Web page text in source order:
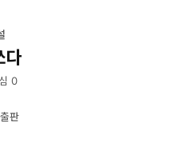
다
0
출판